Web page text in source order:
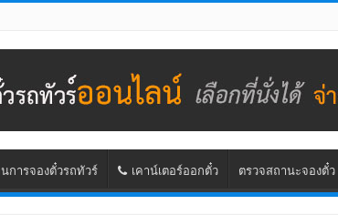
การจองตั๋วรถทัวร์ เคาน์เตอร์ออกตั๋ว ตรวจสถานะจองตั๋ว